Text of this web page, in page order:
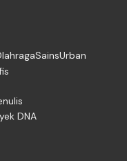
SainsUrban
DNA